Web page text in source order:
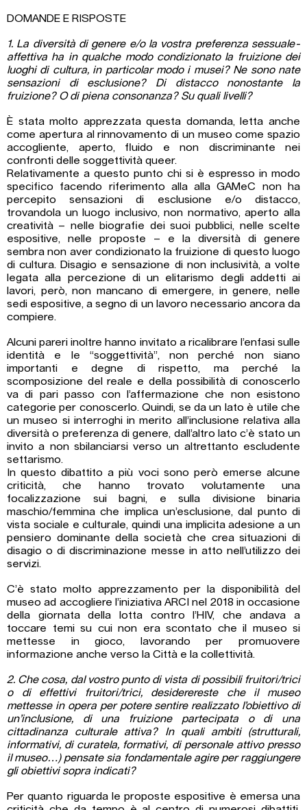
DOMANDE E RISPOSTE
1. La diversità di genere e/o la vostra preferenza sessuale-
affettiva ha in qualche modo condizionato la fruizione dei
luoghi di cultura, in particolar modo i musei? Ne sono nate
sensazioni di esclusione? Di distacco nonostante la
fruizione? O di piena consonanza? Su quali livelli?
È stata molto apprezzata questa domanda, letta anche
come apertura al rinnovamento di un museo come spazio
accogliente, aperto, fluido e non discriminante nei
confronti delle soggettività queer.
Relativamente a questo punto chi si è espresso in modo
specifico facendo riferimento alla alla GAMeC non ha
percepito sensazioni di esclusione e/o distacco,
trovandola un luogo inclusivo, non normativo, aperto alla
creatività – nelle biografie dei suoi pubblici, nelle scelte
espositive, nelle proposte – e la diversità di genere
sembra non aver condizionato la fruizione di questo luogo
di cultura. Disagio e sensazione di non inclusività, a volte
legata alla percezione di un elitarismo degli addetti ai
lavori, però, non mancano di emergere, in genere, nelle
sedi espositive, a segno di un lavoro necessario ancora da
compiere.
Alcuni pareri inoltre hanno invitato a ricalibrare l’enfasi sulle
identità e le “soggettività”, non perché non siano
importanti e degne di rispetto, ma perché la
scomposizione del reale e della possibilità di conoscerlo
va di pari passo con l’affermazione che non esistono
categorie per conoscerlo. Quindi, se da un lato è utile che
un museo si interroghi in merito all’inclusione relativa alla
diversità o preferenza di genere, dall’altro lato c’è stato un
invito a non sbilanciarsi verso un altrettanto escludente
settarismo.
In questo dibattito a più voci sono però emerse alcune
criticità, che hanno trovato volutamente una
focalizzazione sui bagni, e sulla divisione binaria
maschio/femmina che implica un’esclusione, dal punto di
vista sociale e culturale, quindi una implicita adesione a un
pensiero dominante della società che crea situazioni di
disagio o di discriminazione messe in atto nell’utilizzo dei
servizi.
C’è stato molto apprezzamento per la disponibilità del
museo ad accogliere l’iniziativa ARCI nel 2018 in occasione
della giornata della lotta contro l’HIV, che andava a
toccare temi su cui non era scontato che il museo si
mettesse in gioco, lavorando per promuovere
informazione anche verso la Città e la collettività.
2. Che cosa, dal vostro punto di vista di possibili fruitori/trici
o di effettivi fruitori/trici, desiderereste che il museo
mettesse in opera per potere sentire realizzato l’obiettivo di
un’inclusione, di una fruizione partecipata o di una
cittadinanza culturale attiva? In quali ambiti (strutturali,
informativi, di curatela, formativi, di personale attivo presso
il museo…) pensate sia fondamentale agire per raggiungere
gli obiettivi sopra indicati?
Per quanto riguarda le proposte espositive è emersa una